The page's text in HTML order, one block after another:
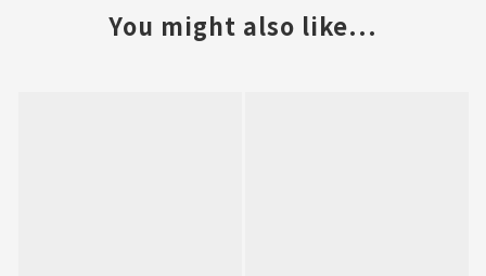
You might also like...